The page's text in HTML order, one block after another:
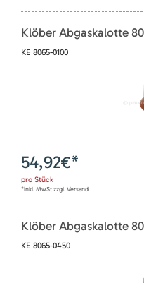
Klöber Abgaskalotte
KE 8065-0100
54,92€*
pro Stück
*inkl. MwSt zzgl. Versand
Klöber Abgaskalotte
KE 8065-0450